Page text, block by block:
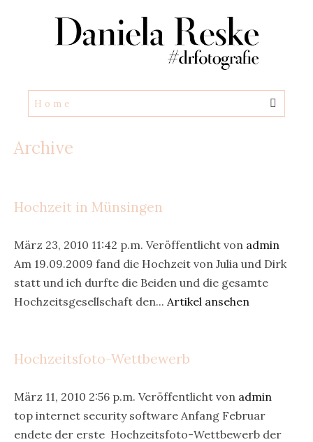
Archive
Hochzeit in Münsingen
März 23, 2010 11:42 p.m. Veröffentlicht von admin
Am 19.09.2009 fand die Hochzeit von Julia und Dirk
statt und ich durfte die Beiden und die gesamte
Hochzeitsgesellschaft den... Artikel ansehen
Hochzeitsfoto-Wettbewerb
März 11, 2010 2:56 p.m. Veröffentlicht von admin
top internet security software Anfang Februar
endete der erste Hochzeitsfoto-Wettbewerb der